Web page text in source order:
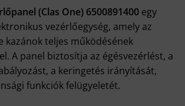
(Clas One) 6500891400 egy
vezérlőegység, amely az
kazánok teljes működésének
A panel biztosítja az égésvezérlést, a
a keringetés irányítását,
funkciók felügyeletét.